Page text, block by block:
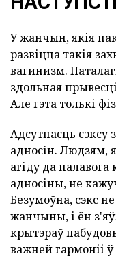
У жанчын, якія
развіцца такія
вагинизм.
здольная
Але гэта толькі
Адсутнасць
адносін. Людзям,
агіду да
адносіны, не
Безумоўна, сэкс
жанчыны, і ён
крытэраў
важней гармоніі